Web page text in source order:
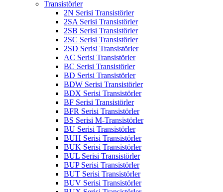
Transistörler
2N Serisi Transistörler
2SA Serisi Transistörler
2SB Serisi Transistörler
2SC Serisi Transistörler
2SD Serisi Transistörler
AC Serisi Transistörler
BC Serisi Transistörler
BD Serisi Transistörler
BDW Serisi Transistörler
BDX Serisi Transistörler
BF Serisi Transistörler
BFR Serisi Transistörler
BS Serisi M-Transistörler
BU Serisi Transistörler
BUH Serisi Transistörler
BUK Serisi Transistörler
BUL Serisi Transistörler
BUP Serisi Transistörler
BUT Serisi Transistörler
BUV Serisi Transistörler